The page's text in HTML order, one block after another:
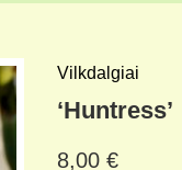
Vilkdalgiai
‘Huntress’
8,00 €